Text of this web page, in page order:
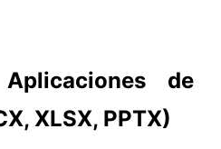
de
XLSX, PPTX)